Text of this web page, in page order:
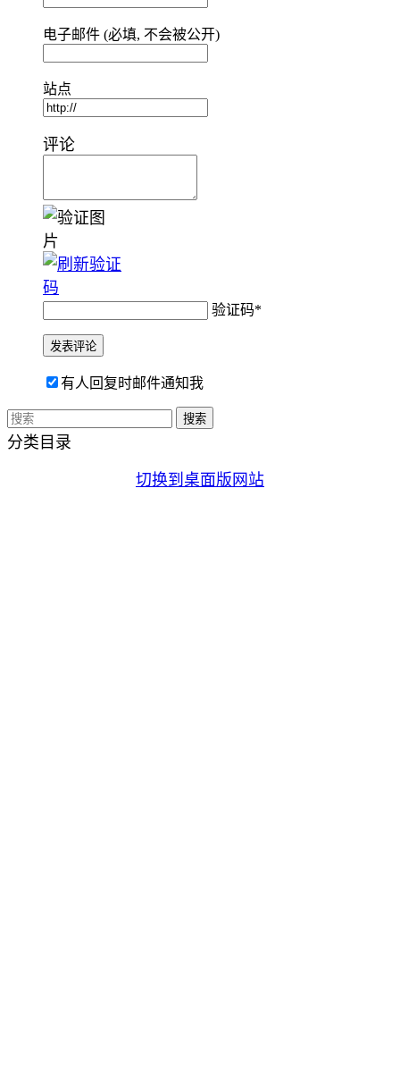
电子邮件 (必填, 不会被公开)
站点
评论
验证码*
有人回复时邮件通知我
分类目录
切换到桌面版网站